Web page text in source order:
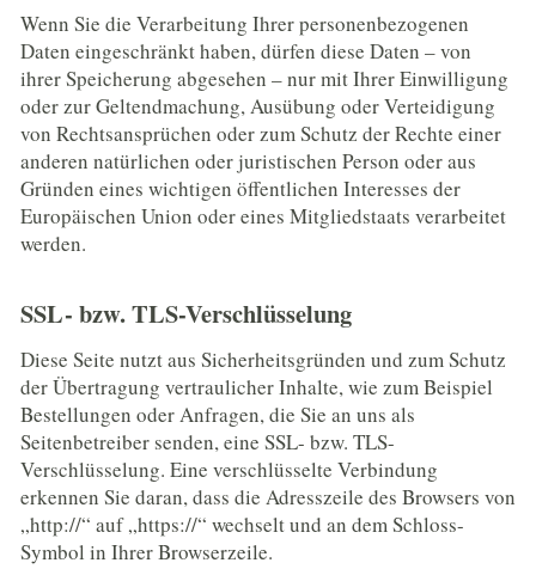
Wenn Sie die Verarbeitung Ihrer personenbezogenen
Daten eingeschränkt haben, dürfen diese Daten – von
ihrer Speicherung abgesehen – nur mit Ihrer Einwilligung
oder zur Geltendmachung, Ausübung oder Verteidigung
von Rechtsansprüchen oder zum Schutz der Rechte einer
anderen natürlichen oder juristischen Person oder aus
Gründen eines wichtigen öffentlichen Interesses der
Europäischen Union oder eines Mitgliedstaats verarbeitet
werden.
SSL- bzw. TLS-Verschlüsselung
Diese Seite nutzt aus Sicherheitsgründen und zum Schutz
der Übertragung vertraulicher Inhalte, wie zum Beispiel
Bestellungen oder Anfragen, die Sie an uns als
Seitenbetreiber senden, eine SSL- bzw. TLS-
Verschlüsselung. Eine verschlüsselte Verbindung
erkennen Sie daran, dass die Adresszeile des Browsers von
„http://“ auf „https://“ wechselt und an dem Schloss-
Symbol in Ihrer Browserzeile.